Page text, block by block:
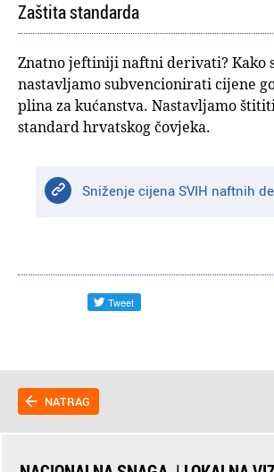
Zaštita standarda
Znatno jeftiniji naftni derivati? Kako
nastavljamo subvencionirati cijene
plina za kućanstva. Nastavljamo
standard hrvatskog čovjeka.
Sniženje cijena SVIH naftnih
NATRAG